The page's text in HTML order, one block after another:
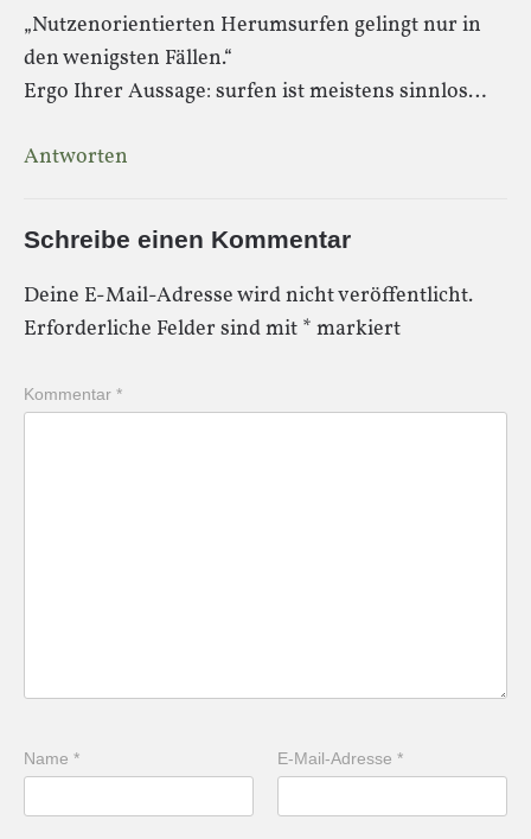
„Nutzenorientierten Herumsurfen gelingt nur in
den wenigsten Fällen.“
Ergo Ihrer Aussage: surfen ist meistens sinnlos…
Antworten
Schreibe einen Kommentar
Deine E-Mail-Adresse wird nicht veröffentlicht.
Erforderliche Felder sind mit * markiert
Kommentar *
Name * E-Mail-Adresse*